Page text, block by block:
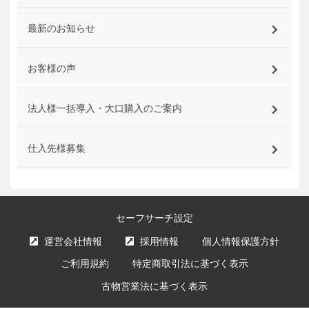
最新のお知らせ
お客様の声
法人様一括導入・大口購入のご案内
仕入先様募集
セーフサーチ設定
運営会社情報 採用情報 個人情報保護方針
ご利用規約 特定商取引法に基づく表示
古物営業法に基づく表示